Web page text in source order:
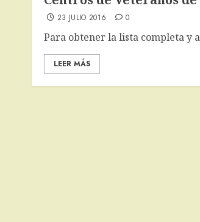
23 JULIO 2016 0
Para obtener la lista completa y
LEER MÁS